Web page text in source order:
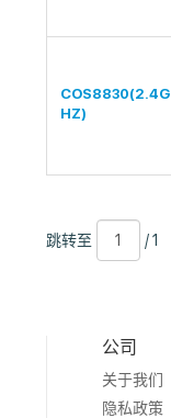
COS8830(2.4G
HZ)
跳
转
跳转至
1
/ 1
公司
关于我们
隐私政策